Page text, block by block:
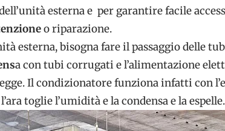
esterna e per garantire facile
o riparazione.
esterna, bisogna fare il passaggio delle
a con tubi corrugati e l’alimentazione
Il condizionatore funziona infatti con
toglie l’umidità e la condensa e la espelle.